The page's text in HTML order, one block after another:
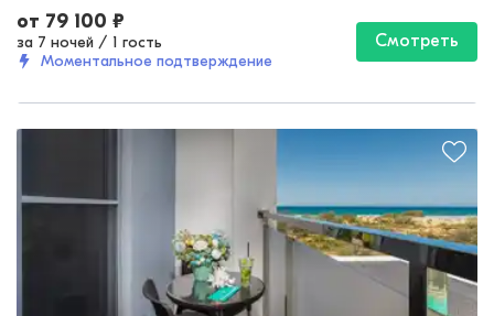
от 79 100 ₽
за 7 ночей / 1 гость
Моментальное подтверждение
Смотреть